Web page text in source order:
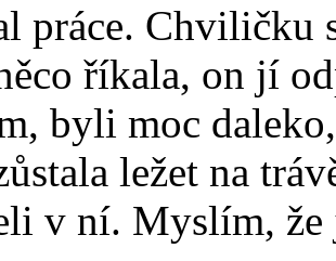
práce. Chviličku
říkala, on jí
byli moc
ležet na
v ní. Myslím, že